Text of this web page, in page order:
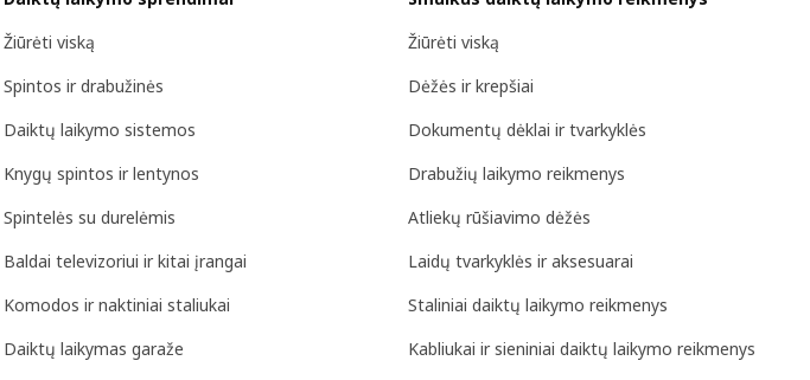
Žiūrėti viską
Spintos ir drabužinės
Daiktų laikymo sistemos
Knygų spintos ir lentynos
Spintelės su durelėmis
Baldai televizoriui ir kitai įrangai
Komodos ir naktiniai staliukai
Daiktų laikymas garaže
Žiūrėti viską
Dėžės ir krepšiai
Dokumentų dėklai ir tvarkyklės
Drabužių laikymo reikmenys
Atliekų rūšiavimo dėžės
Laidų tvarkyklės ir aksesuarai
Staliniai daiktų laikymo reikmenys
Kabliukai ir sieniniai daiktų laikymo reikmenys